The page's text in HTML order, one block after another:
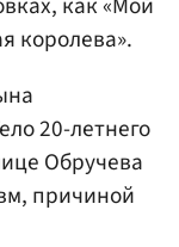
королева».
20-летнего
Обручева
причиной